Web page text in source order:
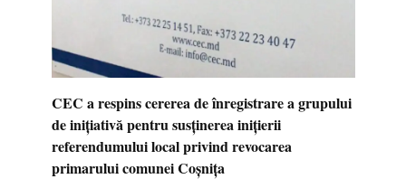
CEC a respins cererea de înregistrare a grupului
de inițiativă pentru susținerea inițierii
referendumului local privind revocarea
primarului comunei Coșnița